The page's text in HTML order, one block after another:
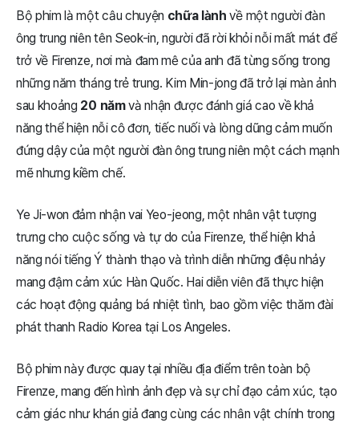
Bộ phim là một câu chuyện chữa lành về một người đàn
ông trung niên tên Seok-in, người đã rời khỏi nỗi mất mát để
trở về Firenze, nơi mà đam mê của anh đã từng sống trong
những năm tháng trẻ trung. Kim Min-jong đã trở lại màn ảnh
sau khoảng 20 nămvà nhận được đánh giá cao về khả
năng thể hiện nỗi cô đơn, tiếc nuối và lòng dũng cảm muốn
đứng dậy của một người đàn ông trung niên một cách mạnh
mẽ nhưng kiềm chế.
Ye Ji-won đảm nhận vai Yeo-jeong, một nhân vật tượng
trưng cho cuộc sống và tự do của Firenze, thể hiện khả
năng nói tiếng Ý thành thạo và trình diễn những điệu nhảy
mang đậm cảm xúc Hàn Quốc. Hai diễn viên đã thực hiện
các hoạt động quảng bá nhiệt tình, bao gồm việc thăm đài
phát thanh Radio Korea tại Los Angeles.
Bộ phim này được quay tại nhiều địa điểm trên toàn bộ
Firenze, mang đến hình ảnh đẹp và sự chỉ đạo cảm xúc, tạo
cảm giác như khán giả đang cùng các nhân vật chính trong